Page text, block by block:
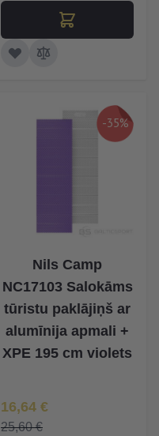
-35%
Nils Camp
NC17103 Salokāms
tūristu paklājiņš ar
alumīnija apmali +
XPE 195 cm violets
Īpaša Cena
16,64 €
25,60 €